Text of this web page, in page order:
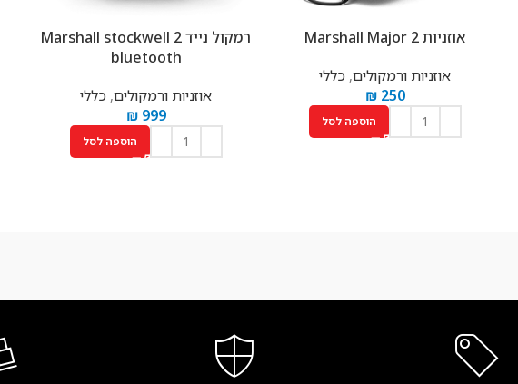
אוזניות Marshall Major 2
אוזניות ורמקולים, כללי
₪250
הוספה לסל
רמקול נייד Marshall stockwell 2
bluetooth
אוזניות ורמקולים, כללי
₪999
הוספה לסל